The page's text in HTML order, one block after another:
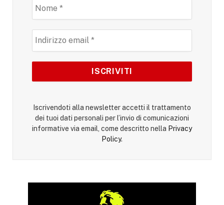
Iscrivendoti alla newsletter accetti il trattamento
dei tuoi dati personali per l’invio di comunicazioni
informative via email, come descritto nella Privacy
Policy.